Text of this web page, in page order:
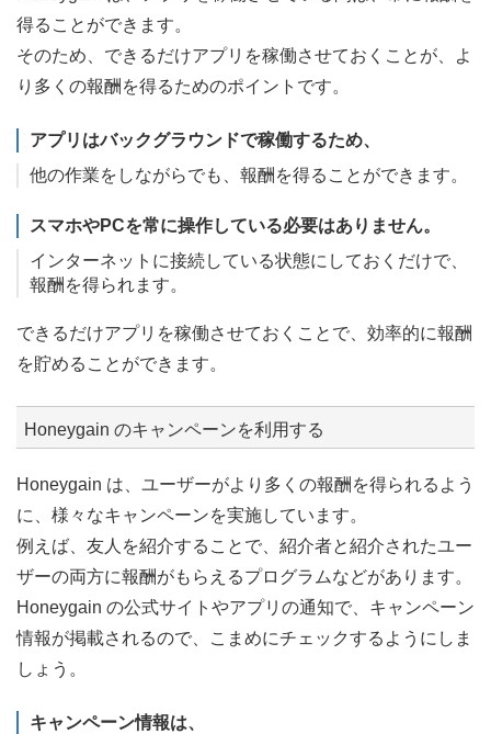
得ることができます。
そのため、できるだけアプリを稼働させておくことが、よ
り多くの報酬を得るためのポイントです。
アプリはバックグラウンドで稼働するため、
他の作業をしながらでも、報酬を得ることができます。
スマホやPCを常に操作している必要はありません。
インターネットに接続している状態にしておくだけで、
報酬を得られます。
できるだけアプリを稼働させておくことで、効率的に報酬
を貯めることができます。
Honeygain のキャンペーンを利用する
Honeygain は、ユーザーがより多くの報酬を得られるよう
に、様々なキャンペーンを実施しています。
例えば、友人を紹介することで、紹介者と紹介されたユー
ザーの両方に報酬がもらえるプログラムなどがあります。
Honeygain の公式サイトやアプリの通知で、キャンペーン
情報が掲載されるので、こまめにチェックするようにしま
しょう。
キャンペーン情報は、